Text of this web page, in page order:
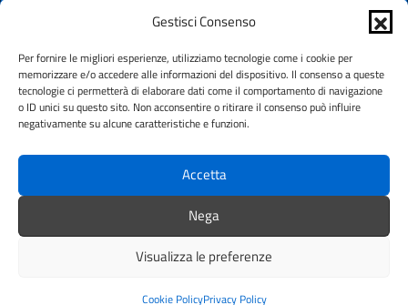
Gestisci Consenso
Per fornire le migliori esperienze, utilizziamo tecnologie come i cookie per
memorizzare e/o accedere alle informazioni del dispositivo. Il consenso a queste
tecnologie ci permetterà di elaborare dati come il comportamento di navigazione
o ID unici su questo sito. Non acconsentire o ritirare il consenso può influire
negativamente su alcune caratteristiche e funzioni.
Accetta
Nega
Visualizza le preferenze
Cookie PolicyPrivacy Policy
Albo Pretorio
Cookie Policy
Informativa privacy
Dichiarazione di accessibilità
SEGUICI SU
Facebook Instagram YouTube
Credits